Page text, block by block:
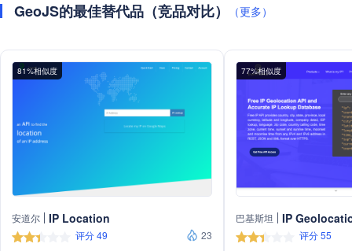
GeoJS的最佳替代品（竞品对比） （更多）
81%相似度
安道尔 IP Location
评分 49
23
77%相似度
巴基斯坦 IP
评分 55